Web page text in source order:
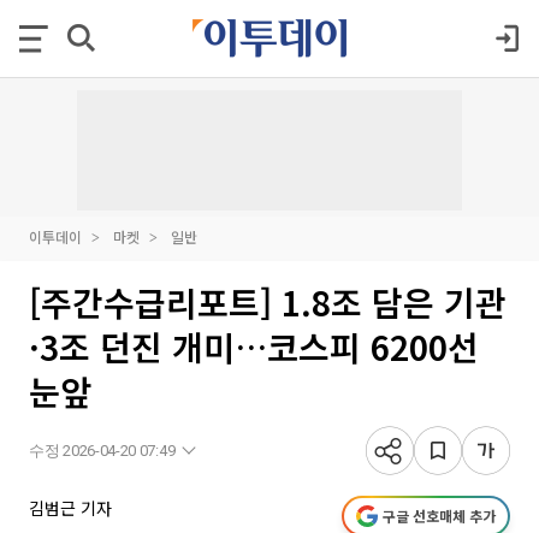
이투데이 마켓 일반
[주간수급리포트] 1.8조 담은 기관
·3조 던진 개미…코스피 6200선
눈앞
수정 2026-04-20 07:49
김범근 기자 구글 선호매체 추가